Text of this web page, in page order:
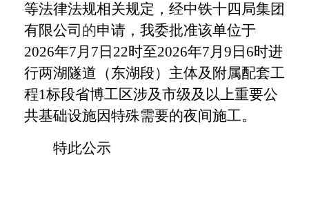
等法律法规相关规定，经中铁十四局集团
有限公司 的申请，我委批准该单位于
2026年7月 7 日 22时至2026年7月 9 日 6时进
行两湖隧道（东湖段）主体及附属配套工
程1标段省博工区涉及市级及以上重要公
共基础设施因特殊需要的夜间施工。
特此公示